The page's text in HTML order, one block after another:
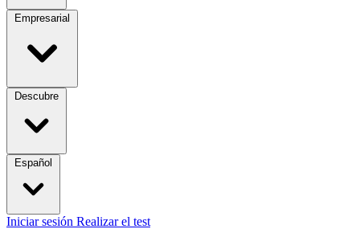
Empresarial
Descubre
Español
Iniciar sesión Realizar el test